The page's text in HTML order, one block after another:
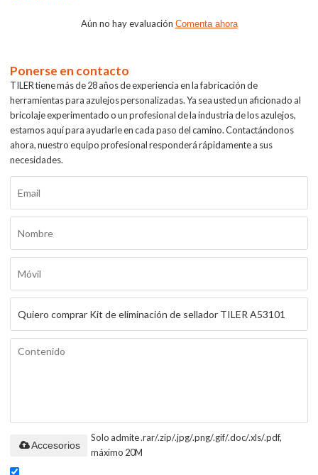
Aún no hay evaluación Comenta ahora
Ponerse en contacto
TILER tiene más de 28 años de experiencia en la fabricación de
herramientas para azulejos personalizadas. Ya sea usted un aficionado al
bricolaje experimentado o un profesional de la industria de los azulejos,
estamos aquí para ayudarle en cada paso del camino. Contactándonos
ahora, nuestro equipo profesional responderá rápidamente a sus
necesidades.
Solo admite .rar/.zip/.jpg/.png/.gif/.doc/.xls/.pdf,
máximo 20M
Accesorios